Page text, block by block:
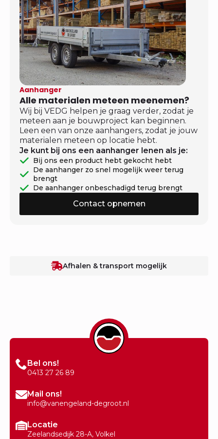
Aanhanger
Alle materialen meteen meenemen?
Wij bij VEDG helpen je graag verder, zodat je
meteen aan je bouwproject kan beginnen.
Leen een van onze aanhangers, zodat je jouw
materialen meteen op locatie hebt.
Je kunt bij ons een aanhanger lenen als je:
Bij ons een product hebt gekocht hebt
De aanhanger zo snel mogelijk weer terug
brengt
De aanhanger onbeschadigd terug brengt
Contact opnemen
Afhalen & transport mogelijk
Bel ons!
0413 27 26 89
Mail ons!
info@vanengeland-degroot.nl
Locatie
Zeelandsedijk 28-A, Volkel